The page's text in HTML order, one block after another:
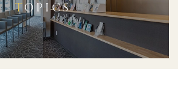
TOPICS